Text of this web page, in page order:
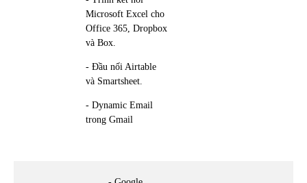
Microsoft Excel cho
Office 365, Dropbox
và Box.
- Đầu nối Airtable
và Smartsheet.
- Dynamic Email
trong Gmail